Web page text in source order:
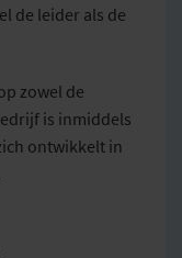
de leider als de
zowel de
is inmiddels
ontwikkelt in